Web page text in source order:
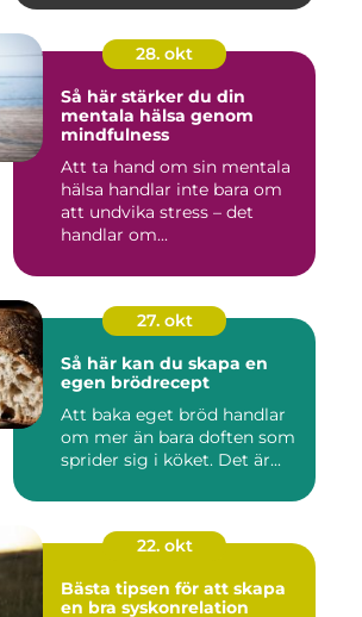
28. okt
Så här stärker du din
mentala hälsa genom
mindfulness
Att ta hand om sin mentala
hälsa handlar inte bara om
att undvika stress – det
handlar om...
27. okt
Så här kan du skapa en
egen brödrecept
Att baka eget bröd handlar
om mer än bara doften som
sprider sig i köket. Det är...
22. okt
Bästa tipsen för att skapa
en bra syskonrelation